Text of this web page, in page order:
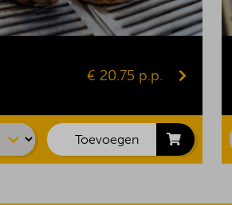
€ 20.75 p.p.
Toevoegen